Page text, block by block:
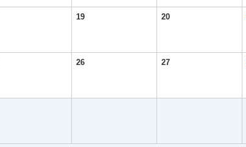
19 20
26 27